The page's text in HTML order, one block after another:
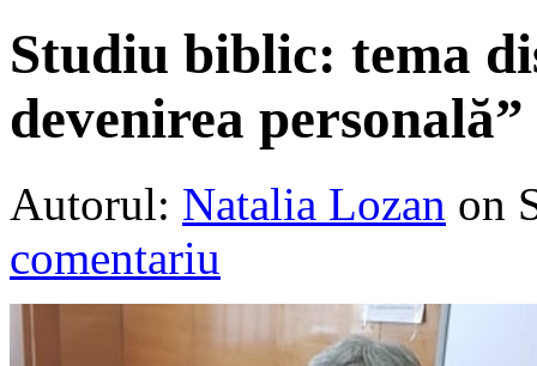
Studiu biblic: tema
devenirea personală”
Autorul: Natalia Lozan on
comentariu